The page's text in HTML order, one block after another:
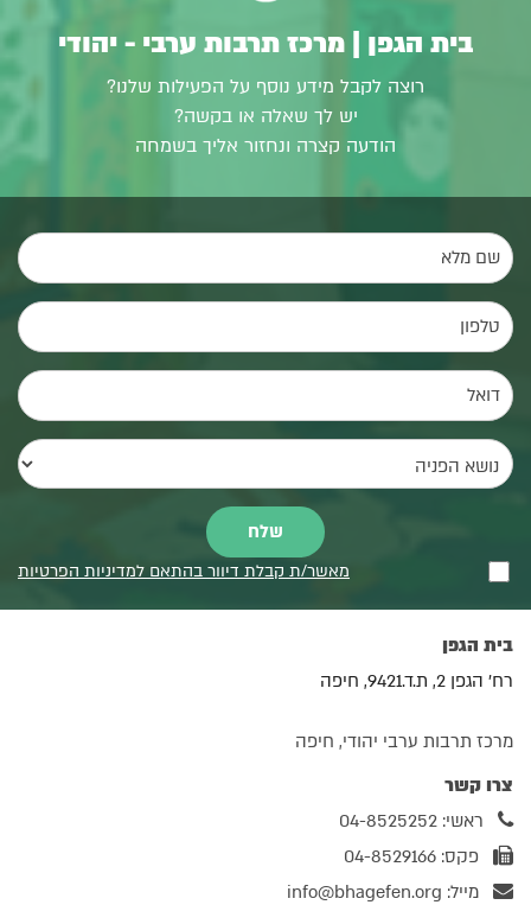
בית הגפן | מרכז תרבות ערבי - יהודי
רוצה לקבל מידע נוסף על הפעילות שלנו?
יש לך שאלה או בקשה?
הודעה קצרה ונחזור אליך בשמחה
מאשר/ת קבלת דיוור בהתאם למדיניות הפרטיות
בית הגפן
רח' הגפן 2, ת.ד.9421, חיפה
מרכז תרבות ערבי יהודי, חיפה
צרו קשר
ראשי: 04-8525252
פקס: 04-8529166
מייל: info@bhagefen.org